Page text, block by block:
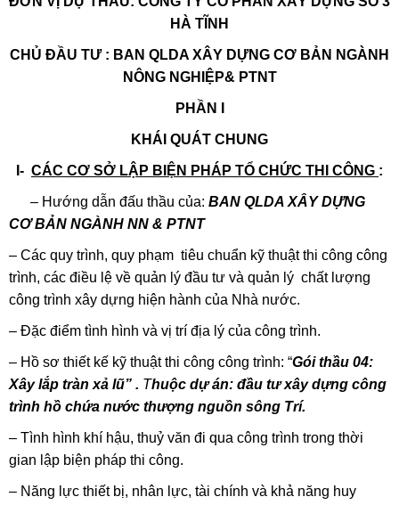
HÀ TĨNH
CHỦ ĐẦU TƯ : BAN QLDA XÂY DỰNG CƠ BẢN NGÀNH
NÔNG NGHIỆP& PTNT
PHẦN I
KHÁI QUÁT CHUNG
I- CÁC CƠ SỞ LẬP BIỆN PHÁP TỔ CHỨC THI CÔNG :
– Hướng dẫn đấu thầu của: BAN QLDA XÂY DỰNG
CƠ BẢN NGÀNH NN & PTNT
– Các quy trình, quy phạm tiêu chuẩn kỹ thuật thi công công
trình, các điều lệ về quản lý đầu tư và quản lý chất lượng
công trình xây dựng hiện hành của Nhà nước.
– Đặc điểm tình hình và vị trí địa lý của công trình.
– Hồ sơ thiết kế kỹ thuật thi công công trình: “Gói thầu 04:
Xây lắp tràn xả lũ” . Thuộc dự án: đầu tư xây dựng công
trình hồ chứa nước thượng nguồn sông Trí.
– Tình hình khí hậu, thuỷ văn đi qua công trình trong thời
gian lập biện pháp thi công.
– Năng lực thiết bị, nhân lực, tài chính và khả năng huy